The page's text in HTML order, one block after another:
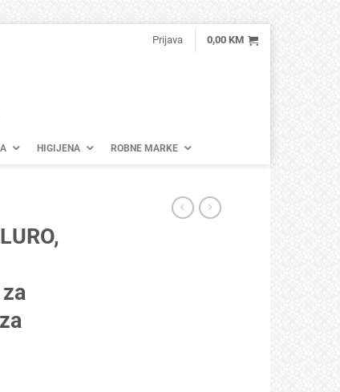
Prijava 0,00 KM
HIGIJENA ROBNE MARKE